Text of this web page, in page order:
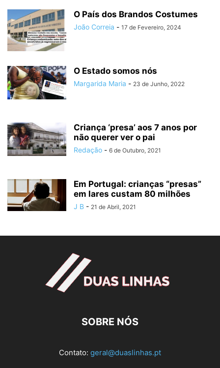
O País dos Brandos Costumes
João Correia - 17 de Fevereiro, 2024
O Estado somos nós
Margarida Maria - 23 de Junho, 2022
Criança ‘presa’ aos 7 anos por
não querer ver o pai
Redação - 6 de Outubro, 2021
Em Portugal: crianças “presas”
em lares custam 80 milhões
J B - 21 de Abril, 2021
SOBRE NÓS
Contato: geral@duaslinhas.pt